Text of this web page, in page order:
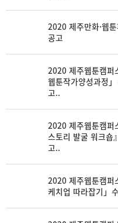
2020 제주만화·웹
공고
2020 제주웹툰캠퍼
웹툰작가양성과정
고..
2020 제주웹툰캠퍼
스토리 발굴 워크숍
고..
2020 제주웹툰캠퍼
케치업 따라잡기」